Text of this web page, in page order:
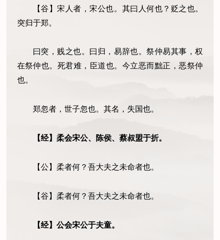
【谷】宋人者，宋公也。其曰人何也？贬之也。
突归于郑。
曰突，贱之也。曰归，易辞也。祭仲易其事，权
在祭仲也。死君难，臣道也。今立恶而黜正，恶祭仲
也。
郑忽者，世子忽也。其名，失国也。
【经】柔会宋公、陈侯、蔡叔盟于折。
【公】柔者何？吾大夫之未命者也。
【谷】柔者何？吾大夫之未命者也。
【经】公会宋公于夫童。